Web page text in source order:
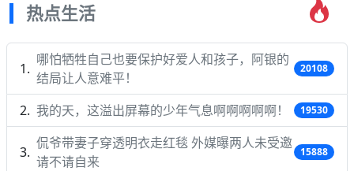
热点生活
哪怕牺牲自己也要保护好爱人和孩子，阿银的
结局让人意难平！
20108
我的天，这溢出屏幕的少年气息啊啊啊啊啊！ 19530
侃爷带妻子穿透明衣走红毯 外媒曝两人未受邀
请不请自来
15888